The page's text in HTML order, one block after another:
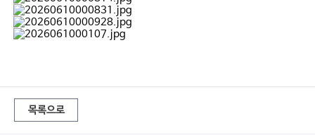
목록으로